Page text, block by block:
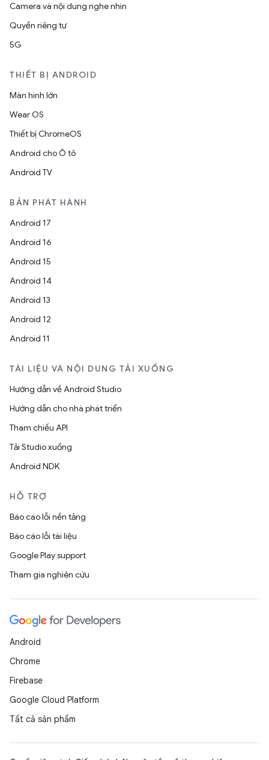
Camera và nội dung nghe nhìn
Quyền riêng tư
5G
THIẾT BỊ ANDROID
Màn hình lớn
Wear OS
Thiết bị ChromeOS
Android cho Ô tô
Android TV
BẢN PHÁT HÀNH
Android 17
Android 16
Android 15
Android 14
Android 13
Android 12
Android 11
TÀI LIỆU VÀ NỘI DUNG TẢI XUỐNG
Hướng dẫn về Android Studio
Hướng dẫn cho nhà phát triển
Tham chiếu API
Tải Studio xuống
Android NDK
HỖ TRỢ
Báo cáo lỗi nền tảng
Báo cáo lỗi tài liệu
Google Play support
Tham gia nghiên cứu
Android
Chrome
Firebase
Google Cloud Platform
Tất cả sản phẩm